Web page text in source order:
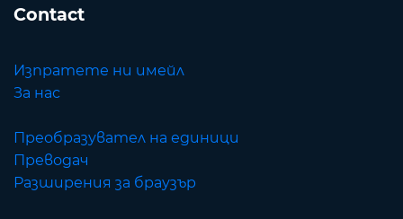
Contact
Изпратете ни имейл
За нас
Преобразувател на единици
Преводач
Разширения за браузър